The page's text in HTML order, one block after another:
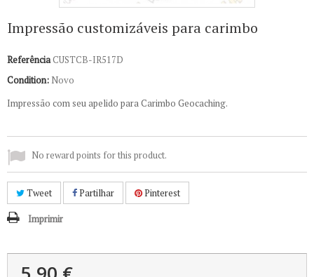
Impressão customizáveis para carimbo
ReferênciaCUSTCB-IR517D
Condition: Novo
Impressão com seu apelido para Carimbo Geocaching.
No reward points for this product.
Tweet Partilhar Pinterest
Imprimir